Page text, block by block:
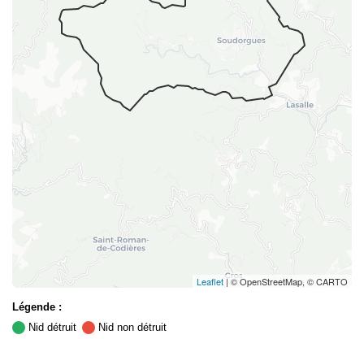
Leaflet| © OpenStreetMap, © CARTO
Légende :
Nid détruit
Nid non détruit